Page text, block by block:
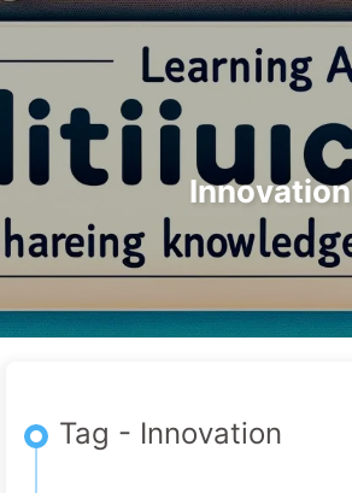
Suchen Startseite Archive
Kategorien Links Über uns
Innovation
Tag - Innovation